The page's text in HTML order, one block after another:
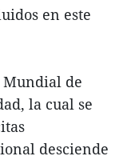
en este
Mundial de
la cual se
desciende